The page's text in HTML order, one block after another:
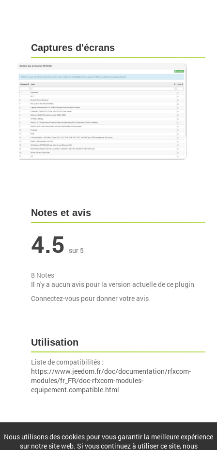
Captures d'écrans
Notes et avis
4.5 sur 5
8 Notes
Il n'y a aucun avis pour la version actuelle de ce plugin
Connectez-vous pour donner votre avis
Utilisation
Liste de compatibilités :
https://www.jeedom.fr/doc/documentation/rfxcom-
modules/fr_FR/doc-rfxcom-modules-
equipement.compatible.html
Nous utilisons des cookies pour vous garantir la meilleure expérience
sur notre site web. Si vous continuez à utiliser ce site, nous